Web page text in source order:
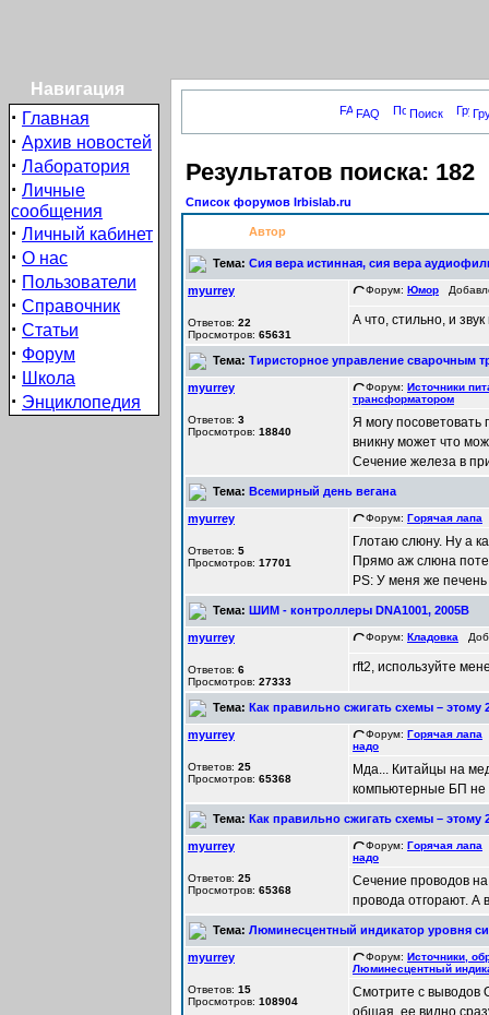
Навигация
· Главная
· Архив новостей
· Лаборатория
· Личные
сообщения
· Личный кабинет
· О нас
· Пользователи
· Справочник
· Статьи
· Форум
· Школа
· Энциклопедия
FAQ Поиск
Результатов поиска: 182
Список форумов Irbislab.ru
Автор
Тема: Сия вера истинная, сия вера
myurrey
Ответов: 22
Просмотров: 65631
Форум: Юмор
А что, стильно, и
Тема: Тиристорное управление сварочным
myurrey
Ответов: 3
Просмотров: 18840
Форум: Источники
трансформатором
Я могу
вникну может что
Сечение железа в
Тема: Всемирный день вегана
myurrey
Ответов: 5
Просмотров: 17701
Форум: Горячая лапа
Глотаю слюну. Ну а
Прямо аж слюна
PS: У меня же
Тема: ШИМ - контроллеры DNA1001, 2005B
myurrey
Ответов: 6
Просмотров: 27333
Форум: Кладовка
rft2, используйте
Тема: Как правильно сжигать схемы – этому
myurrey
Ответов: 25
Просмотров: 65368
Форум: Горячая лапа
надо
Мда... Китайцы на
компьютерные БП не
Тема: Как правильно сжигать схемы – этому
myurrey
Ответов: 25
Просмотров: 65368
Форум: Горячая лапа
надо
Сечение проводов
провода отгорают. А
Тема: Люминесцентный индикатор уровня
myurrey
Ответов: 15
Просмотров: 108904
Форум: Источники,
Люминесцентный
Смотрите с выводов
общая, ее видно